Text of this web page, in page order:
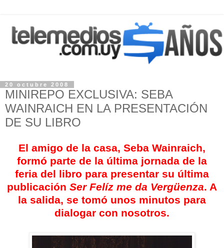
20 octubre 2008
MINIREPO EXCLUSIVA: SEBA
WAINRAICH EN LA PRESENTACIÓN
DE SU LIBRO
El amigo de la casa, Seba Wainraich,
formó parte de la última jornada de la
feria del libro para presentar su última
publicación Ser Felíz me da Vergüenza. A
la salida, se tomó unos minutos para
dialogar con nosotros.